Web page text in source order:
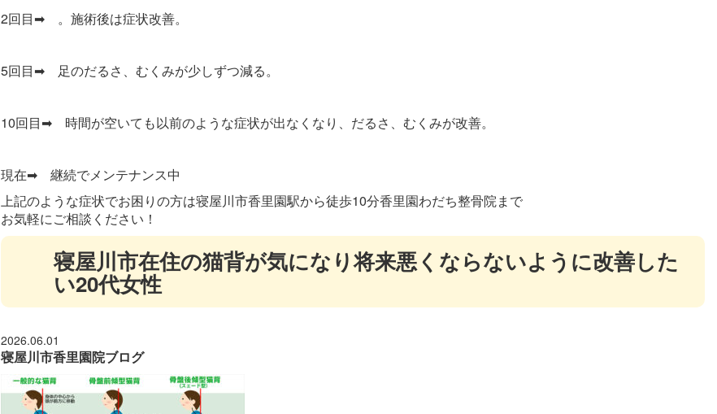
2回目➡ 。施術後は症状改善。
5回目➡ 足のだるさ、むくみが少しずつ減る。
10回目➡ 時間が空いても以前のような症状が出なくなり、だるさ、むくみが改善。
現在➡ 継続でメンテナンス中
上記のような症状でお困りの方は寝屋川市香里園駅から徒歩10分香里園わだち整骨院まで
お気軽にご相談ください！
寝屋川市在住の猫背が気になり将来悪くならないように改善した
い20代女性
2026.06.01
寝屋川市香里園院ブログ